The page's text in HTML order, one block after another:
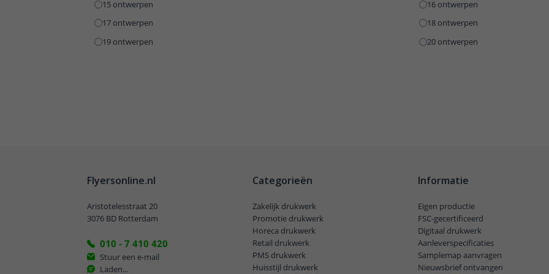
15 ontwerpen
16 ontwerpen
17 ontwerpen
18 ontwerpen
19 ontwerpen
20 ontwerpen
Flyersonline.nl
Aristotelesstraat 20
3076 BD Rotterdam
010 - 7 410 420
Stuur een e-mail
Laden...
Categorieën
Zakelijk drukwerk
Promotie drukwerk
Horeca drukwerk
Retail drukwerk
PMS drukwerk
Huisstijl drukwerk
Informatie
Eigen productie
FSC-gecertificeerd
Digitaal drukwerk
Aanleverspecificaties
Samplemap aanvragen
Nieuwsbrief ontvangen